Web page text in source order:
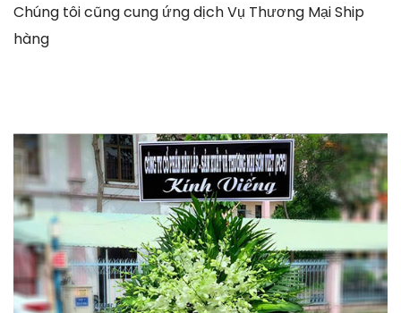
Chúng tôi cũng cung ứng dịch Vụ Thương Mại Ship
hàng